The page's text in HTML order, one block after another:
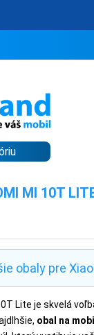
MI 10T
obaly pre
Lite je skvelá
obal na